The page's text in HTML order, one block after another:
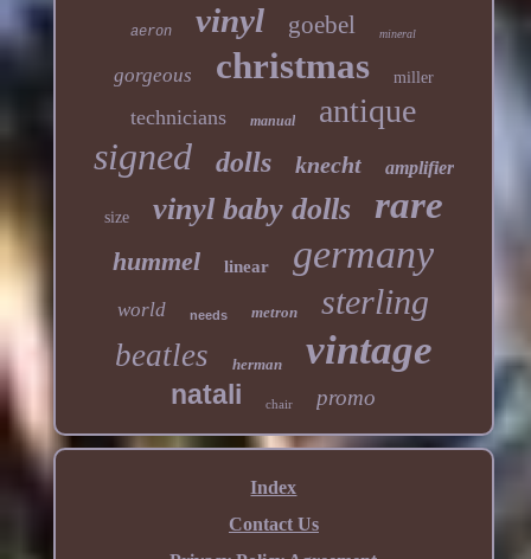
aeron vinyl goebel mineral
gorgeous christmas miller
technicians manual antique
signed dolls knecht amplifier
size vinyl baby dolls rare
hummel linear germany
world needs metron sterling
beatles herman vintage
natali chair promo
Index
Contact Us